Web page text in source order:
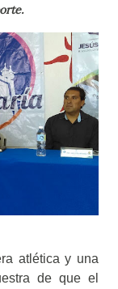
atlética y una
de que el